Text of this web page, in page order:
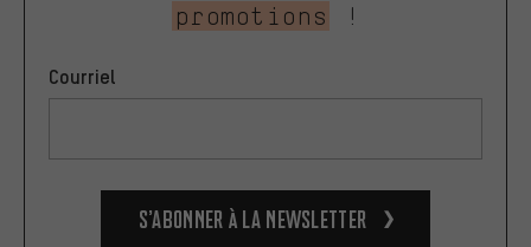
promotions
!
Courriel
S’abonner à la newsletter